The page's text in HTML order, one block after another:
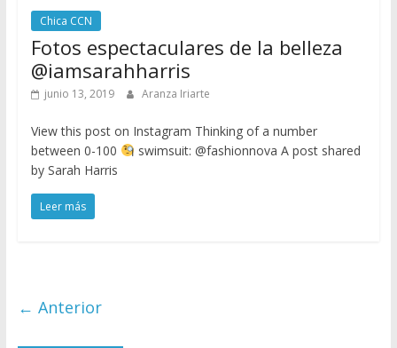
Chica CCN
Fotos espectaculares de la belleza
@iamsarahharris
junio 13, 2019 Aranza Iriarte
View this post on Instagram Thinking of a number
between 0-100
swimsuit: @fashionnova A post shared
by Sarah Harris
Leer más
← Anterior